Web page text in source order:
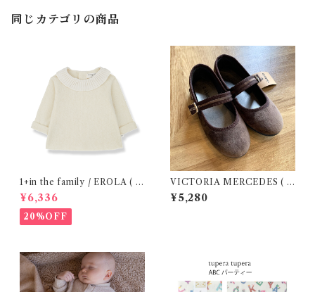
同じカテゴリの商品
1+in the family / EROLA ( 2
4m )
¥6,336
20%OFF
VICTORIA MERCEDES ( 2
9-34 / Testa )
¥5,280